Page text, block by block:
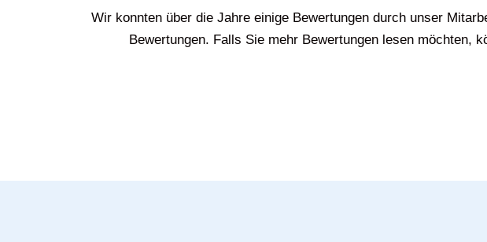
Wir konnten über die Jahre einige Bewertungen durch unser
Bewertungen. Falls Sie mehr Bewertungen lesen möchten,